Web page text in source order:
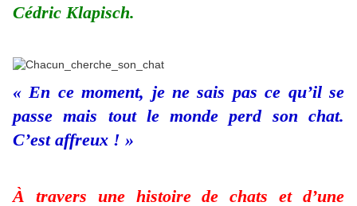
Cédric Klapisch.
« En ce moment, je ne sais pas ce qu’il se
passe mais tout le monde perd son chat.
C’est affreux ! »
À travers une histoire de chats et d’une